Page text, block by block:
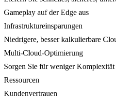
Gameplay auf der Edge aus
Infrastruktureinsparungen
Niedrigere, besser kalkulierbare
Multi-Cloud-Optimierung
Sorgen Sie für weniger
Ressourcen
Kundenvertrauen